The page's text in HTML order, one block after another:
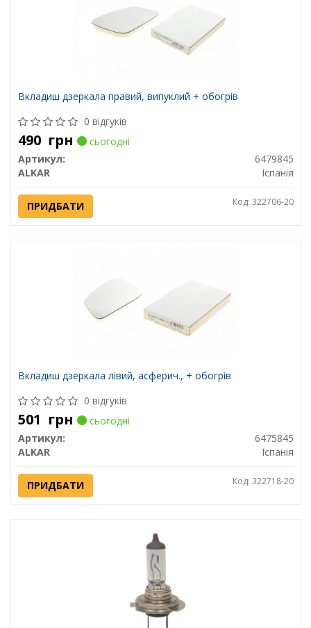
Вкладиш дзеркала правий, випуклий + обогрів
0 відгуків
490 грн
сьогодні
Артикул:
6479845
ALKAR
Іспанія
ПРИДБАТИ Код: 322706-20
Вкладиш дзеркала лівий, асферич., + обогрів
0 відгуків
501 грн
сьогодні
Артикул:
6475845
ALKAR
Іспанія
ПРИДБАТИ Код: 322718-20